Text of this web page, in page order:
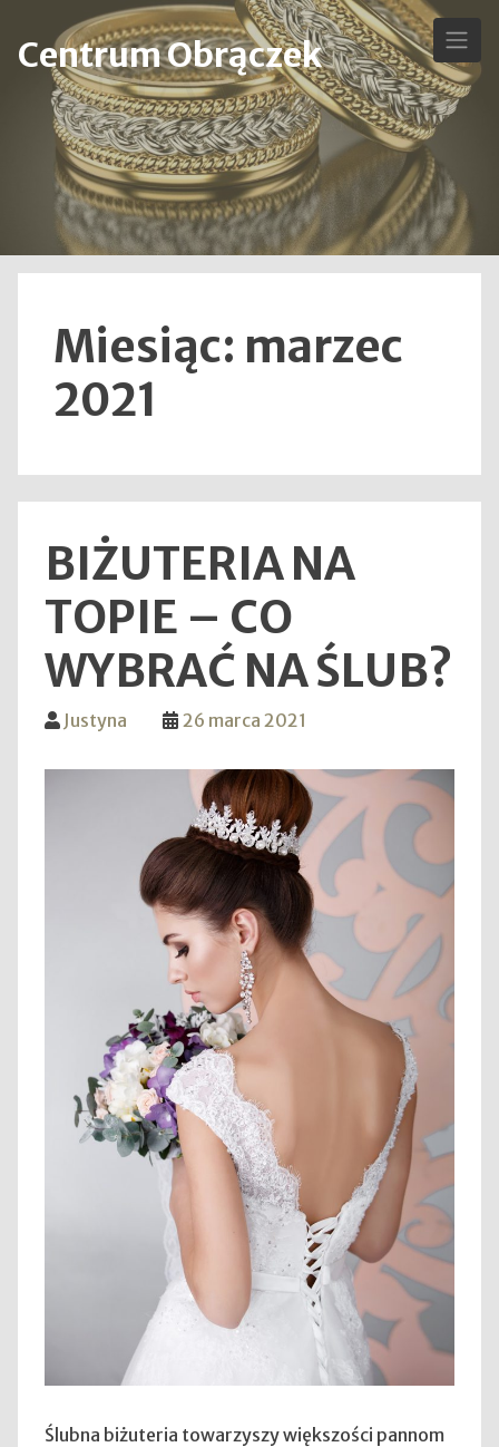
content
Centrum Obrączek
Miesiąc: marzec
2021
BIŻUTERIA NA
TOPIE – CO
WYBRAĆ NA ŚLUB?
Justyna 26 marca 2021
Ślubna biżuteria towarzyszy większości pannom